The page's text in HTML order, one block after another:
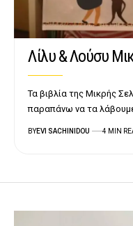
Λίλυ & Λούσυ
Τα βιβλία της Μικρής
παραπάνω να τα
BYEVI SACHINIDOU 4 MIN